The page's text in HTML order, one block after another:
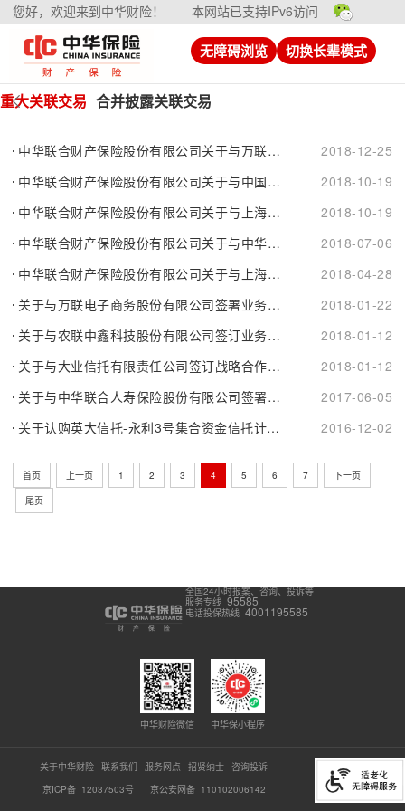
您好，欢迎来到中华财险！ 本网站已支持IPv6访问
无障碍浏览 切换长辈模式
重大关联交易 合并披露关联交易
中华联合财产保险股份有限公司关于与万联电子商务股份有限公司签署用户迁移协议的关联交易信息披露公告
2018-12-25
中华联合财产保险股份有限公司关于与中国东方资产管理股份有限公司云南经营部签订业务合作协议的关联交易信息披露公告
2018-10-19
中华联合财产保险股份有限公司关于与上海东兴投资控股发展有限公司签订业务合作协议的关联交易信息披露公告
2018-10-19
中华联合财产保险股份有限公司关于与中华联合保险集团股份有限公司签订资产委托投资管理合同的关联交易信息披露公告
2018-07-06
中华联合财产保险股份有限公司关于与上海瑞丰国际大厦置业有限公司的关联交易信息披露公告
2018-04-28
关于与万联电子商务股份有限公司签署业务咨询服务框架协议及补充协议的关联交易信息披露公告
2018-01-22
关于与农联中鑫科技股份有限公司签订业务合作框架协议的关联交易信息披露公告
2018-01-12
关于与大业信托有限责任公司签订战略合作协议的关联交易信息披露公告
2018-01-12
关于与中华联合人寿保险股份有限公司签署增资协议的关联交易的信息披露公告
2017-06-05
关于认购英大信托-永利3号集合资金信托计划关联交易的信息披露公告
2016-12-02
首页 上一页 1 2 3 4 5 6 7
下一页
尾页
全国24小时报案、咨询、投诉等
服务专线 95585
电话投保热线 4001195585
中华财险微信 中华保小程序
关于中华财险 联系我们 服务网点 招贤纳士 咨询投诉
京ICP备 12037503号
京公安网备 110102006142